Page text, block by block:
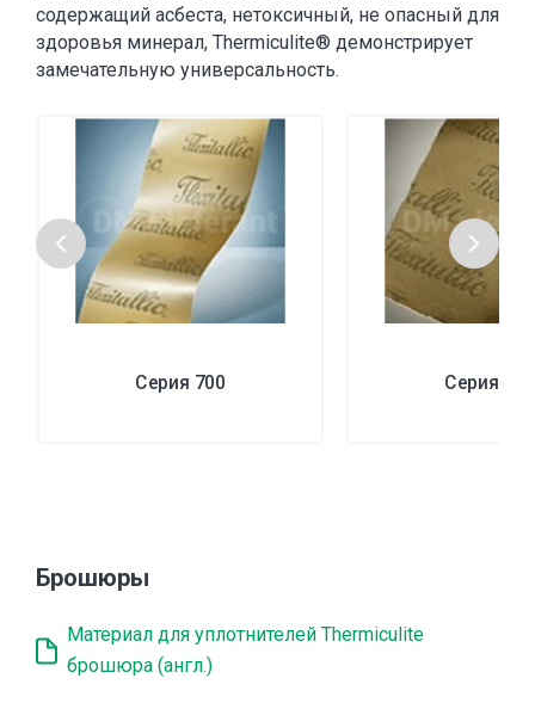
содержащий асбеста, нетоксичный, не опасный для
здоровья минерал, Thermiculite® демонстрирует
замечательную универсальность.
Серия 700 Серия 800
Брошюры
Материал для уплотнителей Thermiculite
брошюра (англ.)